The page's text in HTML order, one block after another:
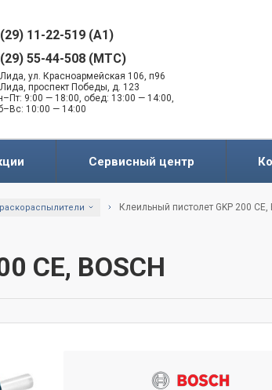
11-22-519 (A1)
55-44-508 (MTC)
Лида, ул. Красноармейская 106, п96
Лида, проспект Победы, д. 123
9:00 — 18:00, обед: 13:00 — 14:00,
10:00 — 14:00
Сервисный центр
Клеильный пистолет GKP 200 CE,
CE, BOSCH